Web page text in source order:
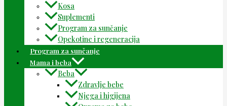
Kosa
Suplementi
Program za sunčanje
Opekotine i regeneracija
Program za sunčanje
Mama i beba
Beba
Zdravlje bebe
Njega i higijena